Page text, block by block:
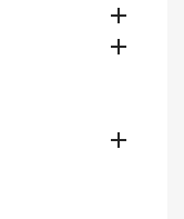


